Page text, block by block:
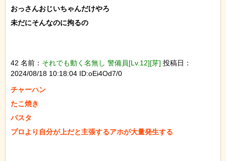
おっさんおじいちゃんだけやろ
未だにそんなのに拘るの
42 名前： それでも動く名無し 警備員[Lv.12][芽] 投稿日：
2024/08/18 10:18:04 ID:oEi4Od7/0
チャーハン
たこ焼き
パスタ
プロより自分が上だと主張するアホが大量発生する